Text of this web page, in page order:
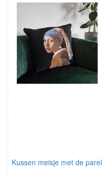
Kussen meisje met de parel